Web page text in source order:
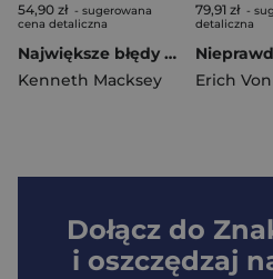
54,90 zł - sugerowana
cena detaliczna
Największe błędy dowódców w II wojnie światowej
Kenneth Macksey
79,91 zł -
detaliczna
Erich
Dołącz do
i oszczędzaj